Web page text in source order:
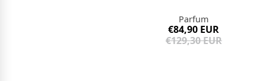
Parfum
€84,90 EUR
€129,30 EUR